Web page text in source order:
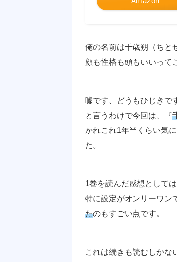
俺の名前は千歳朔（ちと
顔も性格も頭もいいって
嘘です、どうもひじきで
と言うわけで今回は、『
かれこれ1年半くらい気
た。
1巻を読んだ感想としては
特に設定がオンリーワン
たのもすごい点です。
これは続きも読むしかな